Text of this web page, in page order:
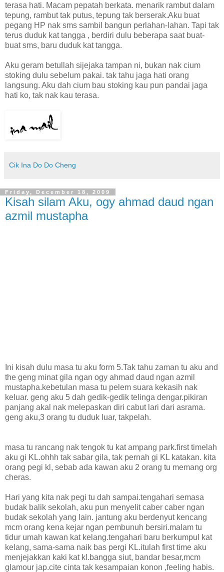
terasa hati. Macam pepatah berkata. menarik rambut dalam
tepung, rambut tak putus, tepung tak berserak.Aku buat
pegang HP nak sms sambil bangun perlahan-lahan. Tapi tak
terus duduk kat tangga , berdiri dulu beberapa saat buat-
buat sms, baru duduk kat tangga.
Aku geram betullah sijejaka tampan ni, bukan nak cium
stoking dulu sebelum pakai. tak tahu jaga hati orang
langsung. Aku dah cium bau stoking kau pun pandai jaga
hati ko, tak nak kau terasa.
Cik Ina Do Do Cheng
Friday, December 18, 2009
Kisah silam Aku, ogy ahmad daud ngan
azmil mustapha
Ini kisah dulu masa tu aku form 5.Tak tahu zaman tu aku and
the geng minat gila ngan ogy ahmad daud ngan azmil
mustapha.kebetulan masa tu pelem suara kekasih nak
keluar. geng aku 5 dah gedik-gedik telinga dengar.pikiran
panjang akal nak melepaskan diri cabut lari dari asrama.
geng aku,3 orang tu duduk luar, takpelah.
masa tu rancang nak tengok tu kat ampang park.first timelah
aku gi KL.ohhh tak sabar gila, tak pernah gi KL katakan. kita
orang pegi kl, sebab ada kawan aku 2 orang tu memang org
cheras.
Hari yang kita nak pegi tu dah sampai.tengahari semasa
budak balik sekolah, aku pun menyelit caber caber ngan
budak sekolah yang lain. jantung aku berdenyut kencang
mcm orang kena kejar ngan pembunuh bersiri.malam tu
tidur umah kawan kat kelang.tengahari baru berkumpul kat
kelang, sama-sama naik bas pergi KL.itulah first time aku
menjejakkan kaki kat kl.bangga siut, bandar besar,mcm
glamour jap.cite cinta tak kesampaian konon ,feeling habis.